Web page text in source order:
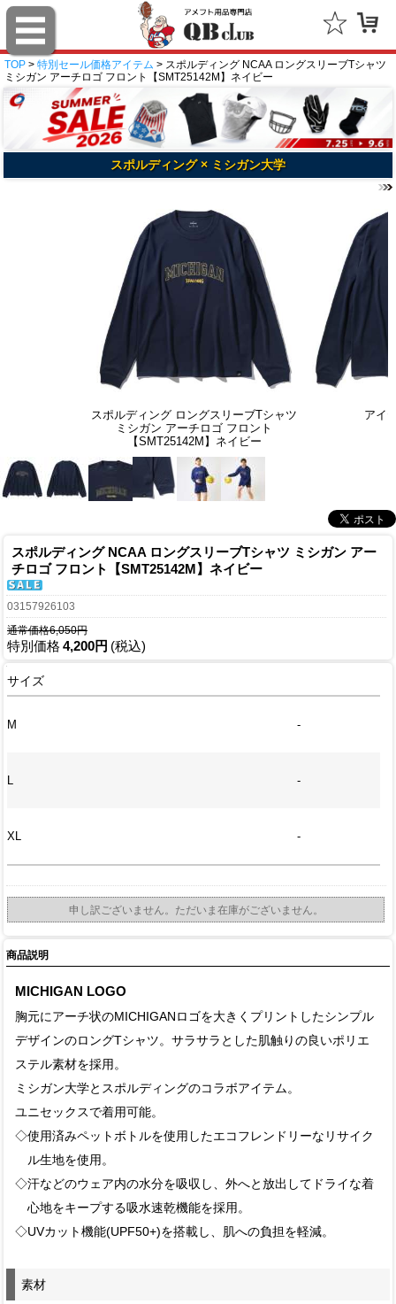
TOP > 特別セール価格アイテム > スポルディング NCAA ロングスリーブTシャツ
ミシガン アーチロゴ フロント【SMT25142M】ネイビー
スポルディング × ミシガン大学
スポルディング ロングスリーブTシャツ
ミシガン アーチロゴ フロント
【SMT25142M】ネイビー
アイ
スポルディング NCAA ロングスリーブTシャツ ミシガン アー
チロゴ フロント【SMT25142M】ネイビー
03157926103
通常価格6,050円
特別価格 4,200円 (税込)
サイズ
M -
L -
XL -
申し訳ございません。ただいま在庫がございません。
商品説明
MICHIGAN LOGO
胸元にアーチ状のMICHIGANロゴを大きくプリントしたシンプル
デザインのロングTシャツ。サラサラとした肌触りの良いポリエ
ステル素材を採用。
ミシガン大学とスポルディングのコラボアイテム。
ユニセックスで着用可能。
◇使用済みペットボトルを使用したエコフレンドリーなリサイク
ル生地を使用。
◇汗などのウェア内の水分を吸収し、外へと放出してドライな着
心地をキープする吸水速乾機能を採用。
◇UVカット機能(UPF50+)を搭載し、肌への負担を軽減。
素材